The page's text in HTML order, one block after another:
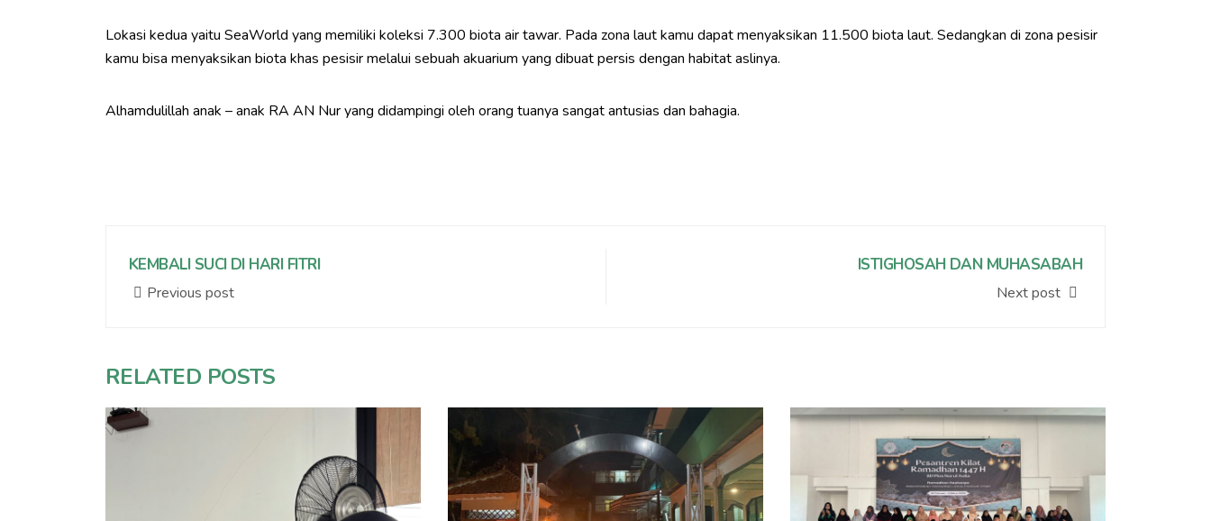
Lokasi kedua yaitu SeaWorld yang memiliki koleksi 7.300 biota air tawar. Pada zona laut kamu dapat menyaksikan 11.500 biota laut. Sedangkan di zona pesisir
kamu bisa menyaksikan biota khas pesisir melalui sebuah akuarium yang dibuat persis dengan habitat aslinya.
Alhamdulillah anak – anak RA AN Nur yang didampingi oleh orang tuanya sangat antusias dan bahagia.
KEMBALI SUCI DI HARI FITRI
Previous post
ISTIGHOSAH DAN MUHASABAH
Next post
RELATED POSTS